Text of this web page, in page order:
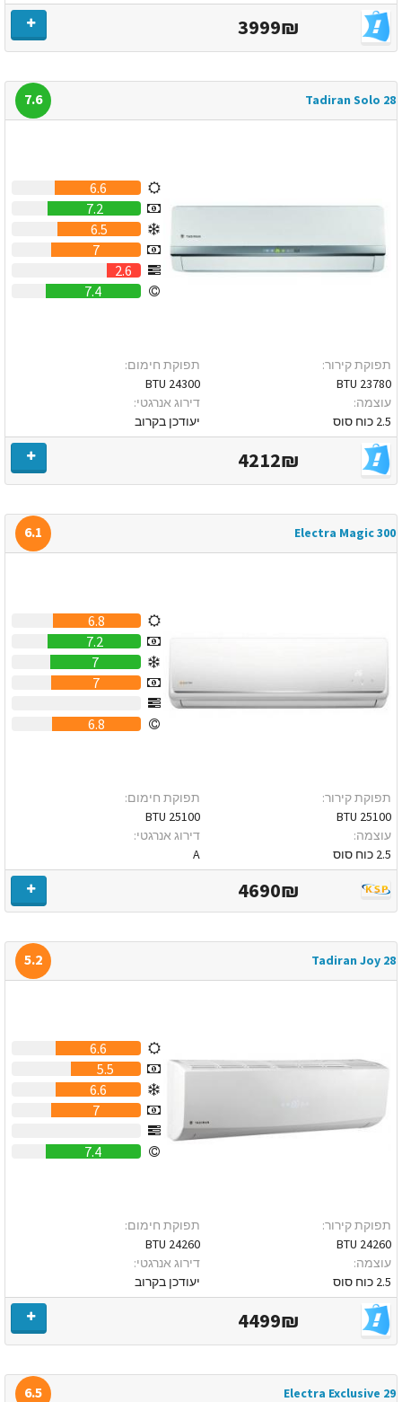
3999₪
Tadiran Solo 28
7.6
6.6
7.2
6.5
7
2.6
7.4
תפוקת קירור:
23780 BTU
עוצמה:
2.5 כוח סוס
תפוקת חימום:
24300 BTU
דירוג אנרגטי:
יעודכן בקרוב
4212₪
Electra Magic 300
6.1
6.8
7.2
7
7
6.8
תפוקת קירור:
25100 BTU
עוצמה:
2.5 כוח סוס
תפוקת חימום:
25100 BTU
דירוג אנרגטי:
A
4690₪
Tadiran Joy 28
5.2
6.6
5.5
6.6
7
7.4
תפוקת קירור:
24260 BTU
עוצמה:
2.5 כוח סוס
תפוקת חימום:
24260 BTU
דירוג אנרגטי:
יעודכן בקרוב
4499₪
Electra Exclusive 29
6.5